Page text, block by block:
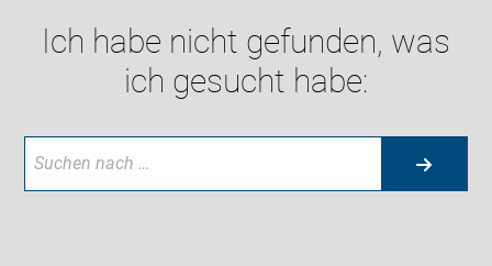
Ich habe nicht gefunden, was
ich gesucht habe: